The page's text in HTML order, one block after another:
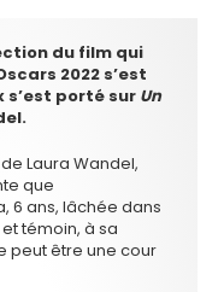
du film qui
2022 s’est
s’est porté sur Un
Laura Wandel,
que
6 ans, lâchée dans
témoin, à sa
peut être une cour